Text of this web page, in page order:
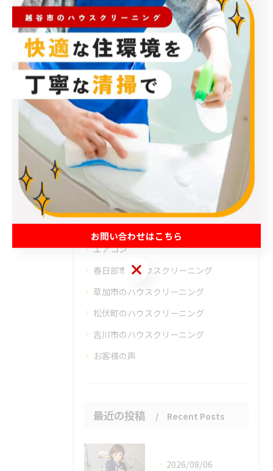
#空調管理
#電気代
#空気がきれい
< 前のページ 一覧に戻る 次のページ >
カテゴリー
全てのカテゴリー
エアコン
春日部市のハウスクリーニング
草加市のハウスクリーニング
松伏町のハウスクリーニング
吉川市のハウスクリーニング
お客様の声
最近の投稿 Recent Posts
2026/08/06
お問い合わせはこちら
お問い合わせはこちら